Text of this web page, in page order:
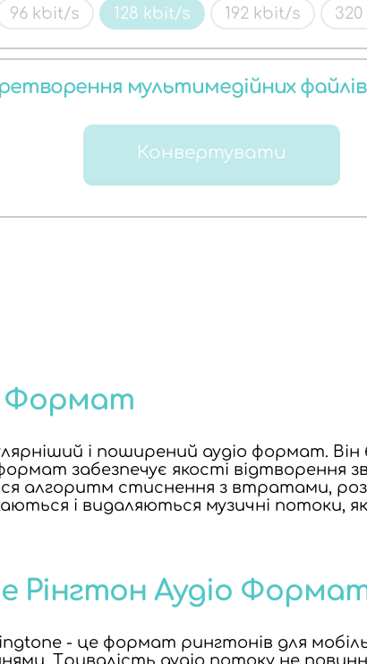
96 kbit/s 128 kbit/s 192 kbit/s
мультимедійних файлів
Конвертувати
Формат
і поширений аудіо формат.
забезпечує якості відтворення
алгоритм стиснення з втратами,
і видаляються музичні потоки,
Рінгтон Аудіо
- це формат рингтонів для
Тривалість аудіо потоку не